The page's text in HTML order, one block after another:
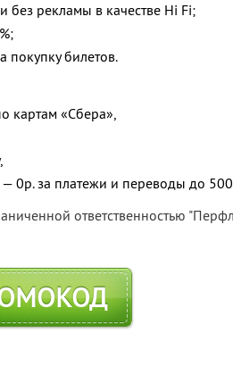
без рекламы в качестве Hi Fi;
покупку билетов.
картам «Сбера»,
— 0р. за платежи и переводы до
ответственностью